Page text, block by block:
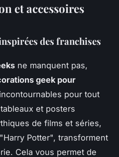
et accessoires
des franchises
ne manquent pas,
geek pour
pour tout
et posters
de films et séries,
Potter", transforment
Cela vous permet de